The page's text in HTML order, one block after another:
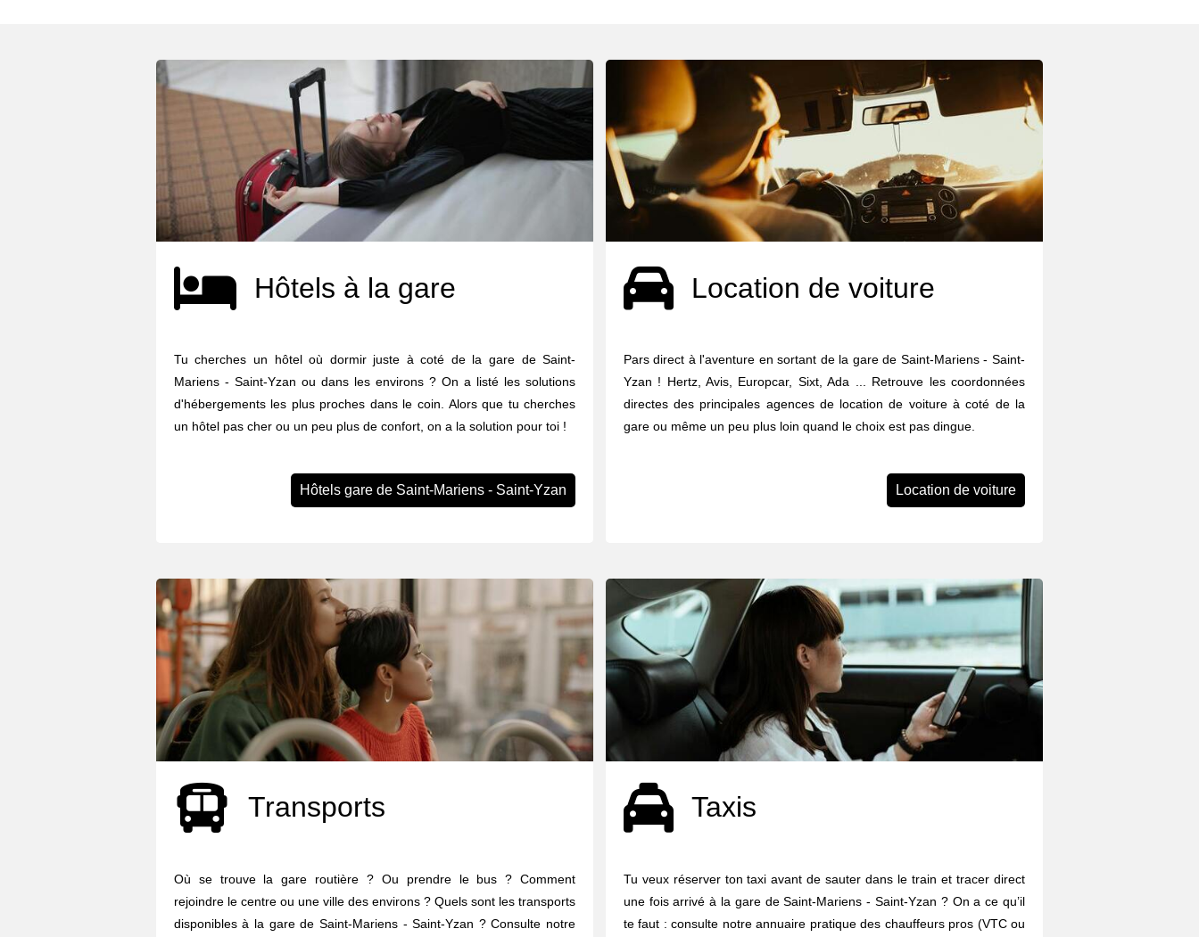
Hôtels à la gare
Tu cherches un hôtel où dormir juste à coté de la gare de Saint-
Mariens - Saint-Yzan ou dans les environs ? On a listé les solutions
d'hébergements les plus proches dans le coin. Alors que tu cherches
un hôtel pas cher ou un peu plus de confort, on a la solution pour toi !
Hôtels gare de Saint-Mariens - Saint-Yzan
Location de voiture
Pars direct à l'aventure en sortant de la gare de Saint-Mariens - Saint-
Yzan ! Hertz, Avis, Europcar, Sixt, Ada ... Retrouve les coordonnées
directes des principales agences de location de voiture à coté de la
gare ou même un peu plus loin quand le choix est pas dingue.
Location de voiture
Transports
Où se trouve la gare routière ? Ou prendre le bus ? Comment
rejoindre le centre ou une ville des environs ? Quels sont les transports
disponibles à la gare de Saint-Mariens - Saint-Yzan ? Consulte notre
Taxis
Tu veux réserver ton taxi avant de sauter dans le train et tracer direct
une fois arrivé à la gare de Saint-Mariens - Saint-Yzan ? On a ce qu’il
te faut : consulte notre annuaire pratique des chauffeurs pros (VTC ou